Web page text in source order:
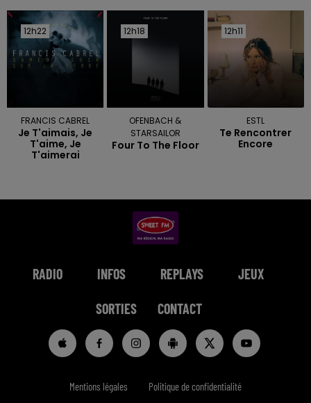
12h22
12h22
FRANCIS CABREL
Je T'aimais, Je
T'aime, Je
T'aimerai
12h18
12h18
OFENBACH &
STARSAILOR
Four To The Floor
12h11
12h11
ESTL
Te Rencontrer
Encore
RADIO INFOS REPLAYS JEUX
SORTIES CONTACT
Mentions légales Politique de confidentialité